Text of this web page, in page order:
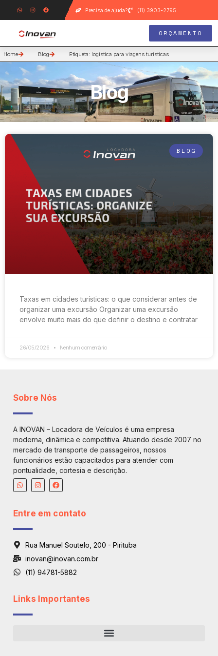
Precisa de ajuda? (11) 3903-2795
ORÇAMENTO
Home Blog Etiqueta: logística para viagens turísticas
Blog
BLOG
Taxas em cidades turísticas: o que considerar antes de
organizar uma excursão Organizar uma excursão
envolve muito mais do que definir o destino e contratar
26/05/2026 Nenhum comentário
Sobre Nós
A INOVAN – Locadora de Veículos é uma empresa
moderna, dinâmica e competitiva. Atuando desde 2007 no
mercado de transporte de passageiros, nossos
funcionários estão capacitados para atender com
pontualidade, cortesia e descrição.
Entre em contato
Rua Manuel Soutelo, 200 - Pirituba
inovan@inovan.com.br
(11) 94781-5882
Links Importantes